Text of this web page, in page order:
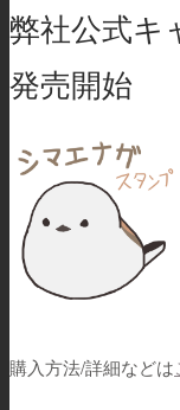
弊社公式キ
発売開始
購入方法/詳細などは